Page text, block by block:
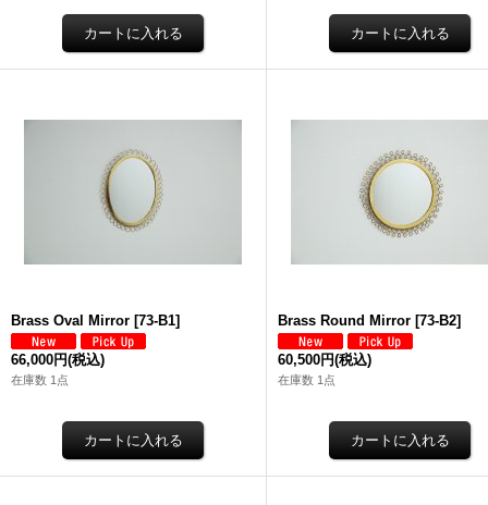
Brass Oval Mirror [73-B1]
66,000円(税込)
在庫数 1点
Brass Round Mirror [73-B2]
60,500円(税込)
在庫数 1点